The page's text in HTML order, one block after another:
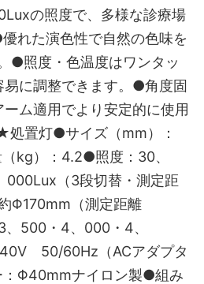
の照度で、多様な診療場
れた演色性で自然の色味を
●照度・色温度はワンタッ
易に調整できます。●角度固
ム適用でより安定的に使用
置灯●サイズ（mm）：
kg）：4.2●照度：30、
（3段切替・測定距
Φ170mm（測定距離
500・4、000・4、
50/60Hz（ACアダプタ
Φ40mmナイロン製●組み